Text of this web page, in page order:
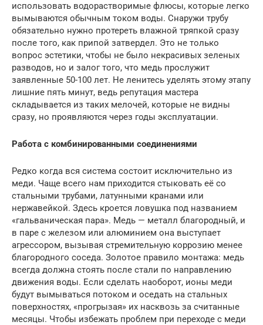
использовать водорастворимые флюсы, которые легко
вымываются обычным током воды. Снаружи трубу
обязательно нужно протереть влажной тряпкой сразу
после того, как припой затвердел. Это не только
вопрос эстетики, чтобы не было некрасивых зеленых
разводов, но и залог того, что медь прослужит
заявленные 50-100 лет. Не ленитесь уделять этому этапу
лишние пять минут, ведь репутация мастера
складывается из таких мелочей, которые не видны
сразу, но проявляются через годы эксплуатации.
Работа с комбинированными соединениями
Редко когда вся система состоит исключительно из
меди. Чаще всего нам приходится стыковать её со
стальными трубами, латунными кранами или
нержавейкой. Здесь кроется ловушка под названием
«гальваническая пара». Медь — металл благородный, и
в паре с железом или алюминием она выступает
агрессором, вызывая стремительную коррозию менее
благородного соседа. Золотое правило монтажа: медь
всегда должна стоять после стали по направлению
движения воды. Если сделать наоборот, ионы меди
будут вымываться потоком и оседать на стальных
поверхностях, «прогрызая» их насквозь за считанные
месяцы. Чтобы избежать проблем при переходе с меди